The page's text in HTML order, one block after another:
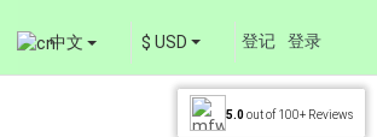
中文 $ USD 登记 登录
5.0out of 100+ Reviews